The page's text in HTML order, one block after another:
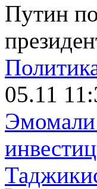
Путин
05.11
Эмомали